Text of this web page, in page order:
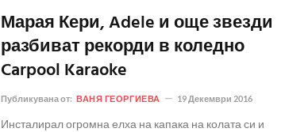
Марая Кери, Adele и още звезди
разбиват рекорди в коледно
Carpool Karaoke
Публикувана от: ВАНЯ ГЕОРГИЕВА 19 Декември 2016
Инсталирал огромна елха на капака на колата си и